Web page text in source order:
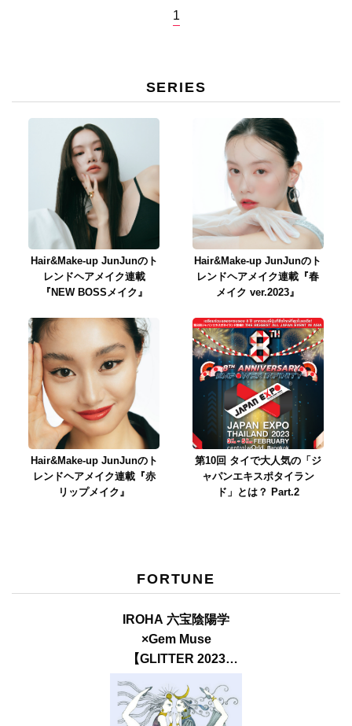
1
SERIES
Hair&Make-up JunJunのト
レンドヘアメイク連載
『NEW BOSSメイク』
Hair&Make-up JunJunのト
レンドヘアメイク連載『春
メイク ver.2023』
Hair&Make-up JunJunのト
レンドヘアメイク連載『赤
リップメイク』
第10回 タイで大人気の「ジ
ャパンエキスポタイラン
ド」とは？ Part.2
FORTUNE
IROHA 六宝陰陽学
×Gem Muse
【GLITTER 2023
SUMMER issue】